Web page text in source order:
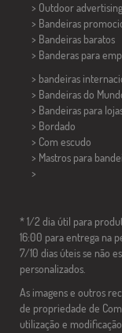
> Outdoor advertising
> Bandeiras
> Bandeiras baratos
> Banderas para
> bandeiras
> Bandeiras do
> Bandeiras para
> Bordado
> Com escudo
> Mastros para
>
* 1/2 dia útil para
16:00 para entrega na
7/10 dias úteis se não
personalizados.
As imagens e outros
de propriedade de
utilização e